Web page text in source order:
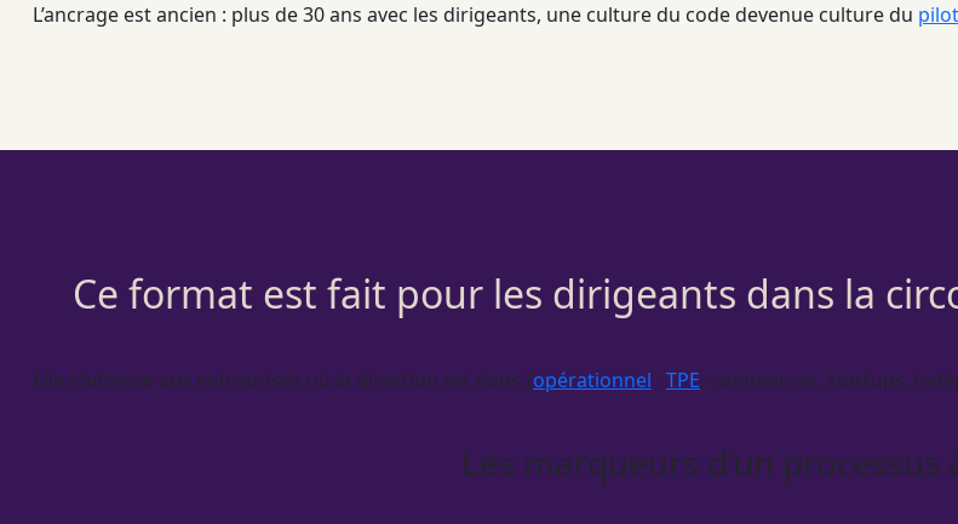
L’ancrage est ancien : plus de 30 ans avec les dirigeants, une culture du code devenue culture du
Ce format est fait pour les dirigeants dans la
Elle s’adresse aux entreprises où la direction est dans l’opérationnel : TPE, commerces, startups,
Les marqueurs d’un